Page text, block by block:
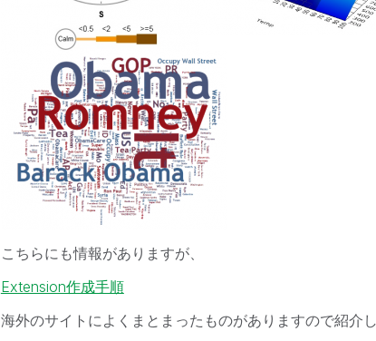
こちらにも情報がありますが、
Extension作成手順
海外のサイトによくまとまったものがありますので紹介し